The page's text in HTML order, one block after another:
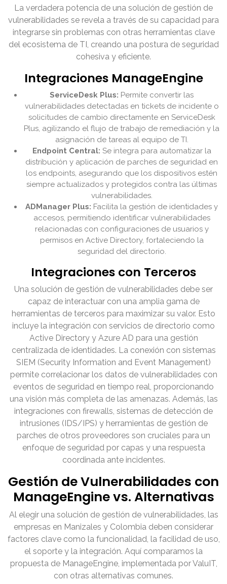
La verdadera potencia de una solución de gestión de
vulnerabilidades se revela a través de su capacidad para
integrarse sin problemas con otras herramientas clave
del ecosistema de TI, creando una postura de seguridad
cohesiva y eficiente.
Integraciones ManageEngine
ServiceDesk Plus: Permite convertir las
vulnerabilidades detectadas en tickets de incidente o
solicitudes de cambio directamente en ServiceDesk
Plus, agilizando el flujo de trabajo de remediación y la
asignación de tareas al equipo de TI.
Endpoint Central: Se integra para automatizar la
distribución y aplicación de parches de seguridad en
los endpoints, asegurando que los dispositivos estén
siempre actualizados y protegidos contra las últimas
vulnerabilidades.
ADManager Plus: Facilita la gestión de identidades y
accesos, permitiendo identificar vulnerabilidades
relacionadas con configuraciones de usuarios y
permisos en Active Directory, fortaleciendo la
seguridad del directorio.
Integraciones con Terceros
Una solución de gestión de vulnerabilidades debe ser
capaz de interactuar con una amplia gama de
herramientas de terceros para maximizar su valor. Esto
incluye la integración con servicios de directorio como
Active Directory y Azure AD para una gestión
centralizada de identidades. La conexión con sistemas
SIEM (Security Information and Event Management)
permite correlacionar los datos de vulnerabilidades con
eventos de seguridad en tiempo real, proporcionando
una visión más completa de las amenazas. Además, las
integraciones con firewalls, sistemas de detección de
intrusiones (IDS/IPS) y herramientas de gestión de
parches de otros proveedores son cruciales para un
enfoque de seguridad por capas y una respuesta
coordinada ante incidentes.
Gestión de Vulnerabilidades con
ManageEngine vs. Alternativas
Al elegir una solución de gestión de vulnerabilidades, las
empresas en Manizales y Colombia deben considerar
factores clave como la funcionalidad, la facilidad de uso,
el soporte y la integración. Aquí comparamos la
propuesta de ManageEngine, implementada por ValuIT,
con otras alternativas comunes.